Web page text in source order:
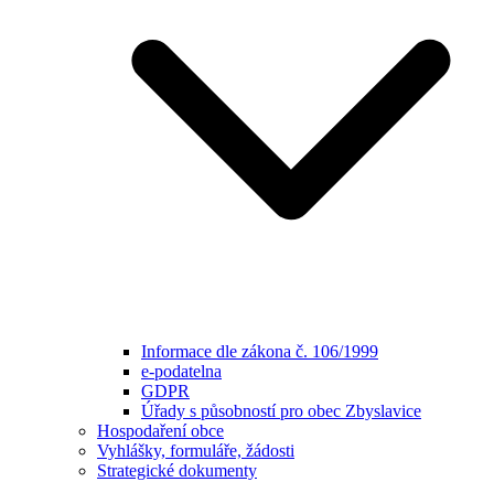
Informace dle zákona č. 106/1999
e-podatelna
GDPR
Úřady s působností pro obec Zbyslavice
Hospodaření obce
Vyhlášky, formuláře, žádosti
Strategické dokumenty